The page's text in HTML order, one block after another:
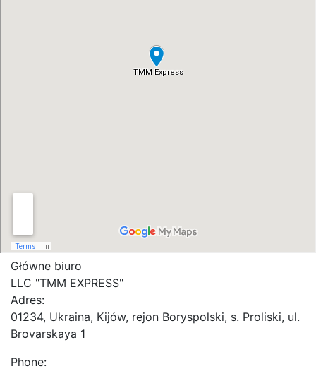
Główne biuro
LLC "ТММ EXPRESS"
Adres:
01234, Ukraina, Kijów, rejon Boryspolski, s. Proliski, ul.
Brovarskaya 1
Phone: